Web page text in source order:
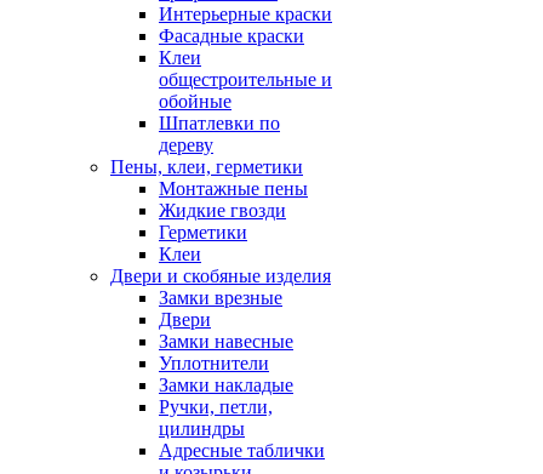
Интерьерные краски
Фасадные краски
Клеи
общестроительные и
обойные
Шпатлевки по
дереву
Пены, клеи, герметики
Монтажные пены
Жидкие гвозди
Герметики
Клеи
Двери и скобяные изделия
Замки врезные
Двери
Замки навесные
Уплотнители
Замки накладые
Ручки, петли,
цилиндры
Адресные таблички